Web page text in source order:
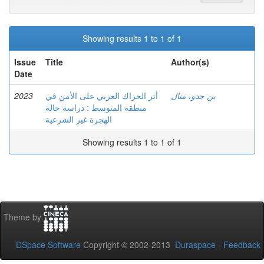
Showing results 1 to 1 of 1
Issue
Date
Title Author(s)
2023
أثر الحراك العربي على الأمن في
منطقة المتوسط : دراسة حالة
الهجرة غير الشرعية
بن جدو، منال
Showing results 1 to 1 of 1
Theme by
DSpace Software Copyright © 2002-2013 Duraspace - Feedback